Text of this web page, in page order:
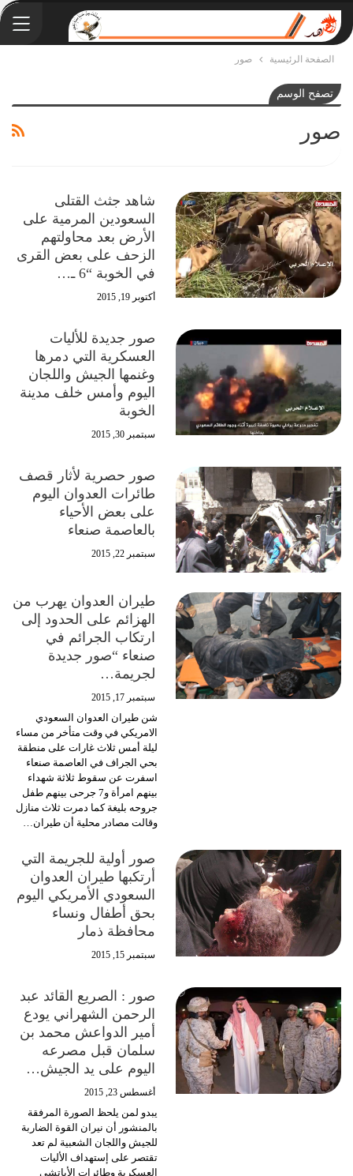
الصفحة الرئيسية صور
تصفح الوسم
صور
شاهد جثث القتلى
السعودين المرمية على
الأرض بعد محاولتهم
الزحف على بعض القرى
في الخوبة “6 ـ…
أكتوبر 19, 2015
صور جديدة للأليات
العسكرية التي دمرها
وغنمها الجيش واللجان
اليوم وأمس خلف مدينة
الخوبة
سبتمبر 30, 2015
صور حصرية لأثار قصف
طائرات العدوان اليوم
على بعض الأحياء
بالعاصمة صنعاء
سبتمبر 22, 2015
طيران العدوان يهرب من
الهزائم على الحدود إلى
ارتكاب الجرائم في
صنعاء “صور جديدة
لجريمة…
سبتمبر 17, 2015
شن طيران العدوان السعودي
الامريكي في وقت متأخر من مساء
ليلة أمس ثلاث غارات على منطقة
بحي الجراف في العاصمة صنعاء
اسفرت عن سقوط ثلاثة شهداء
بينهم امرأة و7 جرحى بينهم طفل
جروحه بليغة كما دمرت ثلاث منازل
وقالت مصادر محلية أن طيران…
صور أولية للجريمة التي
أرتكبها طيران العدوان
السعودي الأمريكي اليوم
بحق أطفال ونساء
محافظة ذمار
سبتمبر 15, 2015
صور : الصريع القائد عبد
الرحمن الشهراني يودع
أمير الدواعش محمد بن
سلمان قبل مصرعه
اليوم على يد الجيش…
أغسطس 23, 2015
يبدو لمن يلحظ الصورة المرفقة
بالمنشور أن نيران القوة الضاربة
للجيش واللجان الشعبية لم تعد
تقتصر على إستهداف الأليات
العسكرية وطائرات الأباتشي